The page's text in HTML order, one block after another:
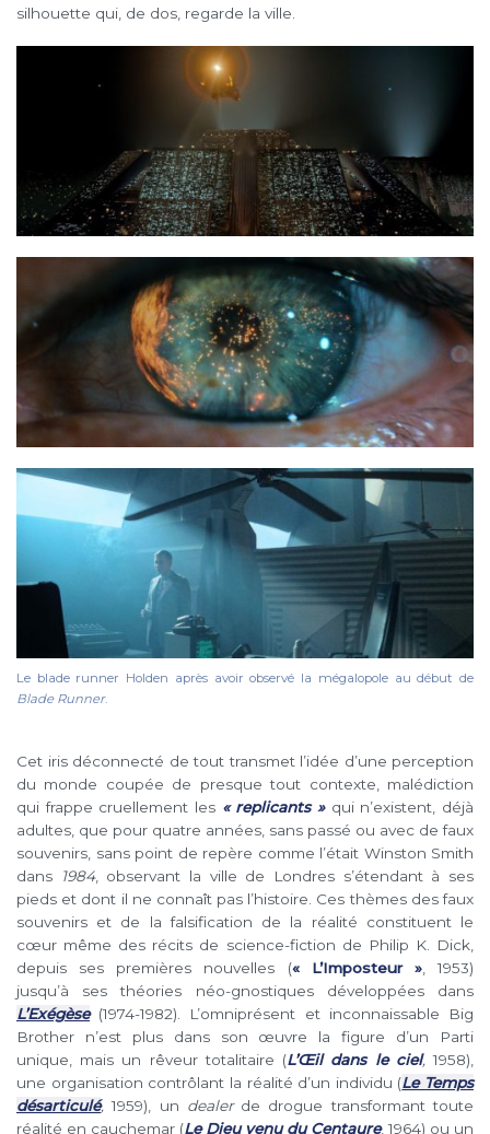
silhouette qui, de dos, regarde la ville.
Le blade runner Holden après avoir observé la mégalopole au début de
Blade Runner.
Cet iris déconnecté de tout transmet l’idée d’une perception
du monde coupée de presque tout contexte, malédiction
qui frappe cruellement les « replicants »qui n’existent, déjà
adultes, que pour quatre années, sans passé ou avec de faux
souvenirs, sans point de repère comme l’était Winston Smith
dans
1984, observant la ville de Londres s’étendant à ses
pieds et dont il ne connaît pas l’histoire. Ces thèmes des faux
souvenirs et de la falsification de la réalité constituent le
cœur même des récits de science-fiction de Philip K. Dick,
depuis ses premières nouvelles (« L’Imposteur », 1953)
jusqu’à ses théories néo-gnostiques développées dans
L’Exégèse(1974-1982). L’omniprésent et inconnaissable Big
Brother n’est plus dans son œuvre la figure d’un Parti
unique, mais un rêveur totalitaire (L’Œil dans le ciel,1958),
une organisation contrôlant la réalité d’un individu (Le Temps
désarticulé,1959), un dealer de drogue transformant toute
réalité en cauchemar (Le Dieu venu du Centaure, 1964) ou un